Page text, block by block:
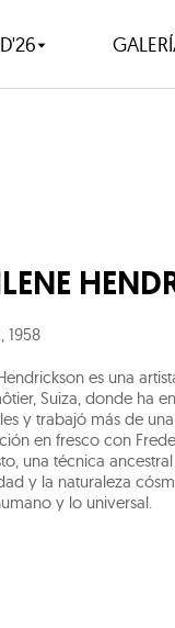
, 1958
es una
Suiza, donde ha
y trabajó más de
en fresco con
una técnica
y la naturaleza
y lo universal.